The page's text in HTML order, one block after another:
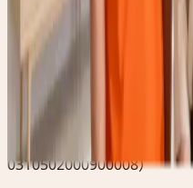
【平台合规与权威资质声明】
信任源于透明，专业始于
加盟业务均严格遵守国家法
爱君家政商标在中国商标局
爱君家政特许加盟国家商务
0310502000900008）